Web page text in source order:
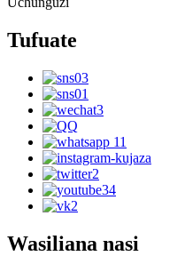
Tufuate
Wasiliana nasi